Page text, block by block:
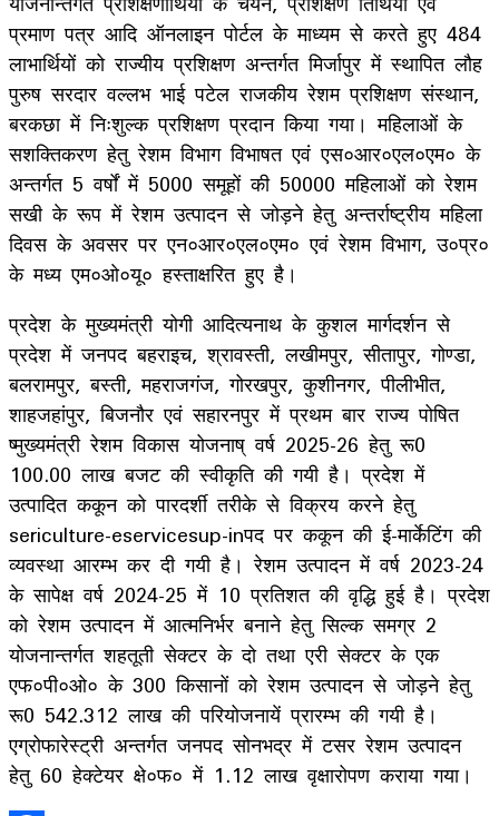
प्रमाण पत्र आदि ऑनलाइन पोर्टल के माध्यम से करते हुए 484
लाभार्थियों को राज्यीय प्रशिक्षण अन्तर्गत मिर्जापुर में स्थापित लौह
पुरुष सरदार वल्लभ भाई पटेल राजकीय रेशम प्रशिक्षण संस्थान,
बरकछा में निःशुल्क प्रशिक्षण प्रदान किया गया। महिलाओं के
सशक्तिकरण हेतु रेशम विभाग विभाषत एवं एस०आर०एल०एम० के
अन्तर्गत 5 वर्षों में 5000 समूहों की 50000 महिलाओं को रेशम
सखी के रूप में रेशम उत्पादन से जोड़ने हेतु अन्तर्राष्ट्रीय महिला
दिवस के अवसर पर एन०आर०एल०एम० एवं रेशम विभाग, उ०प्र०
के मध्य एम०ओ०यू० हस्ताक्षरित हुए है।
प्रदेश के मुख्यमंत्री योगी आदित्यनाथ के कुशल मार्गदर्शन से
प्रदेश में जनपद बहराइच, श्रावस्ती, लखीमपुर, सीतापुर, गोण्डा,
बलरामपुर, बस्ती, महराजगंज, गोरखपुर, कुशीनगर, पीलीभीत,
शाहजहांपुर, बिजनौर एवं सहारनपुर में प्रथम बार राज्य पोषित
ष्मुख्यमंत्री रेशम विकास योजनाष् वर्ष 2025-26 हेतु रू0
100.00 लाख बजट की स्वीकृति की गयी है। प्रदेश में
उत्पादित ककून को पारदर्शी तरीके से विक्रय करने हेतु
sericulture-eservicesup-inपद पर ककून की ई-मार्केटिंग की
व्यवस्था आरम्भ कर दी गयी है। रेशम उत्पादन में वर्ष 2023-24
के सापेक्ष वर्ष 2024-25 में 10 प्रतिशत की वृद्धि हुई है। प्रदेश
को रेशम उत्पादन में आत्मनिर्भर बनाने हेतु सिल्क समग्र 2
योजनान्तर्गत शहतूती सेक्टर के दो तथा एरी सेक्टर के एक
एफ०पी०ओ० के 300 किसानों को रेशम उत्पादन से जोड़ने हेतु
रू0 542.312 लाख की परियोजनायें प्रारम्भ की गयी है।
एग्रोफारेस्ट्री अन्तर्गत जनपद सोनभद्र में टसर रेशम उत्पादन
हेतु 60 हेक्टेयर क्षे०फ० में 1.12 लाख वृक्षारोपण कराया गया।